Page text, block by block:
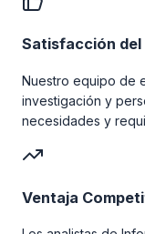
Satisfacción del
Nuestro equipo de
investigación y
necesidades y
Ventaja